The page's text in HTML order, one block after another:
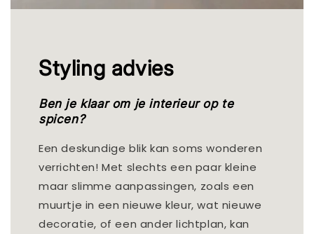
Styling advies
Ben je klaar om je interieur op te
spicen?
Een deskundige blik kan soms wonderen
verrichten! Met slechts een paar kleine
maar slimme aanpassingen, zoals een
muurtje in een nieuwe kleur, wat nieuwe
decoratie, of een ander lichtplan, kan